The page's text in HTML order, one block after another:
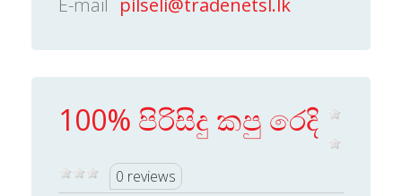
E-mail pilseli@tradenetsl.lk
100% පිරිසිදු කපු රෙදි
0 reviews